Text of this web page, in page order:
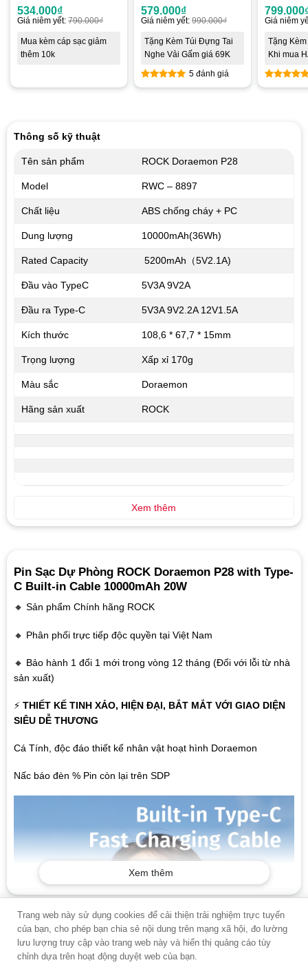
534.000₫
Giá niêm yết: 790.000₫
Mua kèm cáp sạc giảm
thêm 10k
5out of 5
579.000₫
Giá niêm yết: 990.000₫
Tặng Kèm Túi Đựng Tai
Nghe Vải Gấm giá 69K
5 đánh giá
5out of
799.000
Giá niêm
Tặng
Khi mua
Pin Sạc Dự Phòng ROCK Doraemon P28 with Type-
C Built-in Cable 10000mAh 20W
🔸 Sản phẩm Chính hãng ROCK
🔸 Phân phối trực tiếp độc quyền tại Việt Nam
🔸 Bảo hành 1 đổi 1 mới trong vòng 12 tháng (Đối với lỗi từ nhà
sản xuất)
⚡THIẾT KẾ TINH XẢO, HIỆN ĐẠI, BẮT MẮT VỚI GIAO DIỆN
SIÊU DỄ THƯƠNG
Cá Tính, độc đáo thiết kế nhân vật hoạt hình Doraemon
Nấc báo đèn % Pin còn lại trên SDP
Xem thêm
Thông số kỹ thuật
Tên sản phẩm ROCK Doraemon P28
Model RWC – 8897
Chất liệu ABS chống cháy + PC
Dung lượng 10000mAh(36Wh)
Rated Capacity 5200mAh（5V2.1A)
Đầu vào TypeC 5V3A 9V2A
Đầu ra Type-C 5V3A 9V2.2A 12V1.5A
Kích thước 108,6 * 67,7 * 15mm
Trọng lượng Xấp xỉ 170g
Màu sắc Doraemon
Hãng sản xuất ROCK
Xem thêm
Trang web này sử dụng cookies để cải thiện trải nghiệm trực tuyến
của bạn, cho phép bạn chia sẻ nội dung trên mạng xã hội, đo lường
lưu lượng truy cập vào trang web này và hiển thị quảng cáo tùy
chỉnh dựa trên hoạt động duyệt web của bạn.